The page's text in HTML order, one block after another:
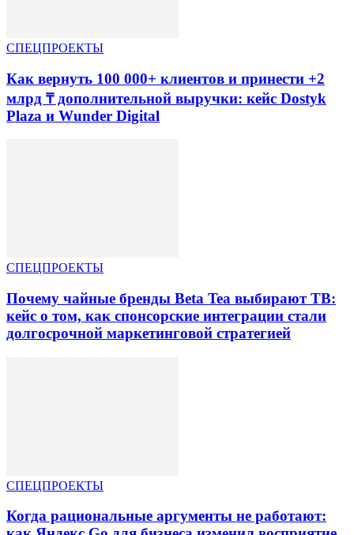
СПЕЦПРОЕКТЫ
Как вернуть 100 000+ клиентов и принести +2
млрд ₸ дополнительной выручки: кейс Dostyk
Plaza и Wunder Digital
СПЕЦПРОЕКТЫ
Почему чайные бренды Beta Tea выбирают ТВ:
кейс о том, как спонсорские интеграции стали
долгосрочной маркетинговой стратегией
СПЕЦПРОЕКТЫ
Когда рациональные аргументы не работают: